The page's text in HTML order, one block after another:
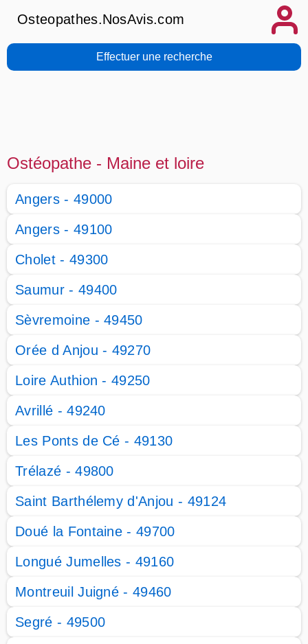
Osteopathes.NosAvis.com
Effectuer une recherche
Ostéopathe - Maine et loire
Angers - 49000
Angers - 49100
Cholet - 49300
Saumur - 49400
Sèvremoine - 49450
Orée d Anjou - 49270
Loire Authion - 49250
Avrillé - 49240
Les Ponts de Cé - 49130
Trélazé - 49800
Saint Barthélemy d'Anjou - 49124
Doué la Fontaine - 49700
Longué Jumelles - 49160
Montreuil Juigné - 49460
Segré - 49500